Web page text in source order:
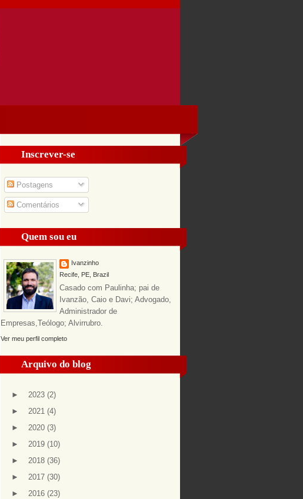
Inscrever-se
Postagens
Comentários
Quem sou eu
Ivanzinho
Recife, PE, Brazil
Casado com Paulinha; pai de
Ivanzão, Caio e Davi; Advogado,
Administrador de
Empresas,Teólogo; Alvirrubro.
Ver meu perfil completo
Arquivo do blog
► 2023 (2)
►
2021 (4)
►
2020 (3)
►
2019 (10)
►
2018 (36)
►
2017 (30)
►
2016 (23)